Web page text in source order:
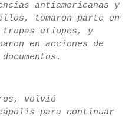
antiamericanas y
tomaron parte en
tropas etíopes, y
en acciones de
volvió
para continuar